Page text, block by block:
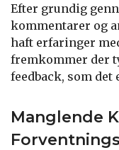
Efter grundig
kommentarer og
haft erfaringer
fremkommer der
feedback, som
Manglende